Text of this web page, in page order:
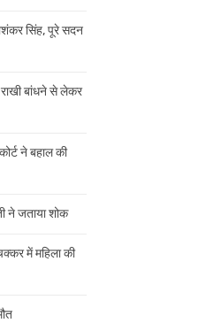
सिंह, पूरे सदन
राखी बांधने से लेकर
ने बहाल की
ने जताया शोक
में महिला की